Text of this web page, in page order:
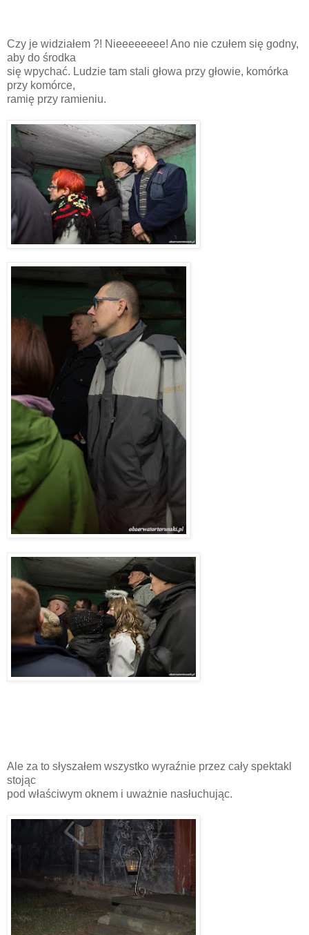
Czy je widziałem ?! Nieeeeeeee! Ano nie czułem się godny,
aby do środka
się wpychać. Ludzie tam stali głowa przy głowie, komórka
przy komórce,
ramię przy ramieniu.
Ale za to słyszałem wszystko wyraźnie przez cały spektakl
stojąc
pod właściwym oknem i uważnie nasłuchując.